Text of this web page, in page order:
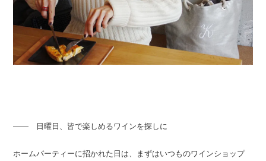
―― 日曜日、皆で楽しめるワインを探しに
ホームパーティーに招かれた日は、まずはいつものワインショップ